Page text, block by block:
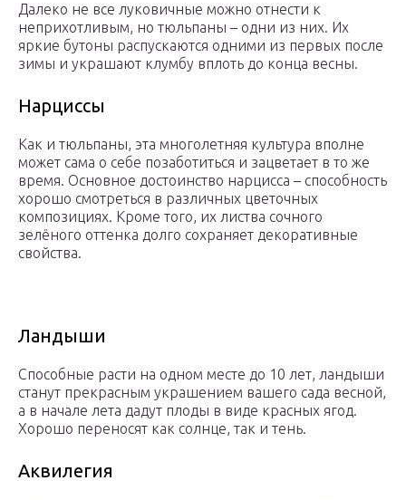
Далеко не все луковичные можно отнести к
неприхотливым, но тюльпаны – одни из них. Их
яркие бутоны распускаются одними из первых после
зимы и украшают клумбу вплоть до конца весны.
Нарциссы
Как и тюльпаны, эта многолетняя культура вполне
может сама о себе позаботиться и зацветает в то же
время. Основное достоинство нарцисса – способность
хорошо смотреться в различных цветочных
композициях. Кроме того, их листва сочного
зелёного оттенка долго сохраняет декоративные
свойства.
Ландыши
Способные расти на одном месте до 10 лет, ландыши
станут прекрасным украшением вашего сада весной,
а в начале лета дадут плоды в виде красных ягод.
Хорошо переносят как солнце, так и тень.
Аквилегия